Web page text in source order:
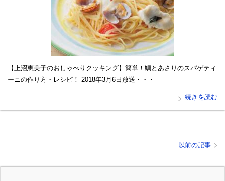
【上沼恵美子のおしゃべりクッキング】簡単！鯛とあさりのスパゲティ
ーニの作り方・レシピ！ 2018年3月6日放送・・・
続きを読む
以前の記事